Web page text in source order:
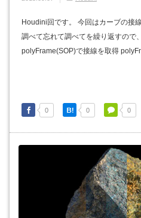
Houdini回です。 今回はカーブの接
調べて忘れて調べてを繰り返すので
polyFrame(SOP)で接線を取得
0 0 0